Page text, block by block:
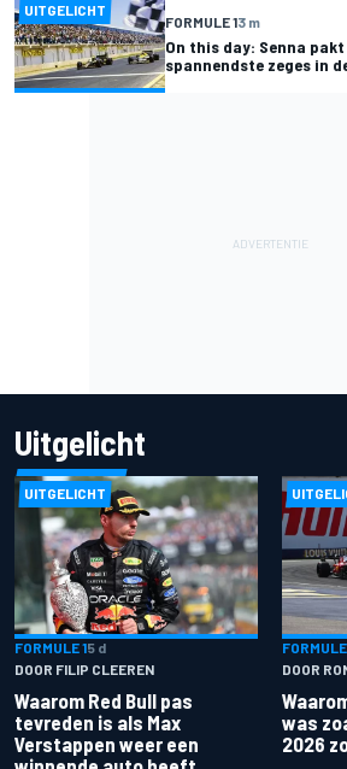
UITGELICHT
FORMULE 13 m
On this day: Senna pakt
spannendste zeges in
Uitgelicht
UITGELICHT
FORMULE 15 d
DOOR FILIP CLEEREN
Waarom Red Bull pas
tevreden is als Max
Verstappen weer een
FORMULE
DOOR
was
2026